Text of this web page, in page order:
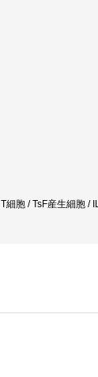
細胞 / TsF産生細胞 /